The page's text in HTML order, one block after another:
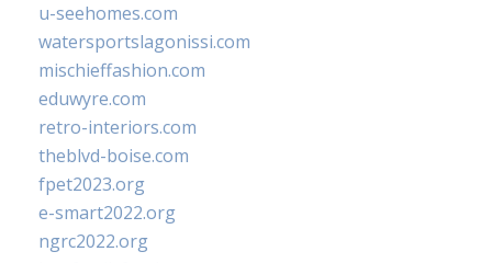
u-seehomes.com
watersportslagonissi.com
mischieffashion.com
eduwyre.com
retro-interiors.com
theblvd-boise.com
fpet2023.org
e-smart2022.org
ngrc2022.org